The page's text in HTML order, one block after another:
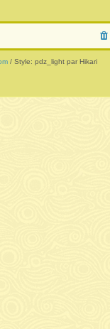
/ Style: pdz_light par Hikari